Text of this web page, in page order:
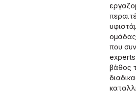
που
experts
βάθος